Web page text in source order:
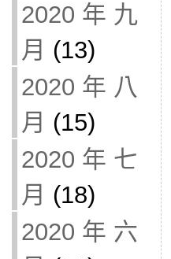
2020 年 九
月 (13)
2020 年 八
月 (15)
2020 年 七
月 (18)
2020 年 六